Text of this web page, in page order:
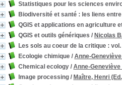
Statistiques pour les sciences
Biodiversité et santé : les liens
QGIS et applications en agriculture
QGIS et outils génériques / Nicolas
Les sols au coeur de la critique :
Ecologie chimique / Anne-
Chemical ecology / Anne-
Image processing / Maître, Henri